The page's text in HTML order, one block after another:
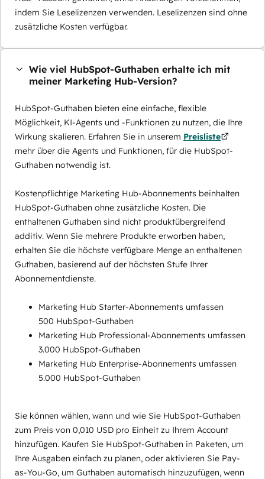
indem Sie Leselizenzen verwenden. Leselizenzen sind ohne
zusätzliche Kosten verfügbar.
Wie viel HubSpot-Guthaben erhalte ich mit
meiner Marketing Hub-Version?
HubSpot-Guthaben bieten eine einfache, flexible
Möglichkeit, KI-Agents und -Funktionen zu nutzen, die Ihre
Wirkung skalieren. Erfahren Sie in unserem Preisliste
mehr über die Agents und Funktionen, für die HubSpot-
Guthaben notwendig ist.
Kostenpflichtige Marketing Hub-Abonnements beinhalten
HubSpot-Guthaben ohne zusätzliche Kosten. Die
enthaltenen Guthaben sind nicht produktübergreifend
additiv. Wenn Sie mehrere Produkte erworben haben,
erhalten Sie die höchste verfügbare Menge an enthaltenen
Guthaben, basierend auf der höchsten Stufe Ihrer
Abonnementdienste.
Marketing Hub Starter-Abonnements umfassen
500 HubSpot-Guthaben
Marketing Hub Professional-Abonnements umfassen
3.000 HubSpot-Guthaben
Marketing Hub Enterprise-Abonnements umfassen
5.000 HubSpot-Guthaben
Sie können wählen, wann und wie Sie HubSpot-Guthaben
zum Preis von 0,010 USD pro Einheit zu Ihrem Account
hinzufügen. Kaufen Sie HubSpot-Guthaben in Paketen, um
Ihre Ausgaben einfach zu planen, oder aktivieren Sie Pay-
as-You-Go, um Guthaben automatisch hinzuzufügen, wenn